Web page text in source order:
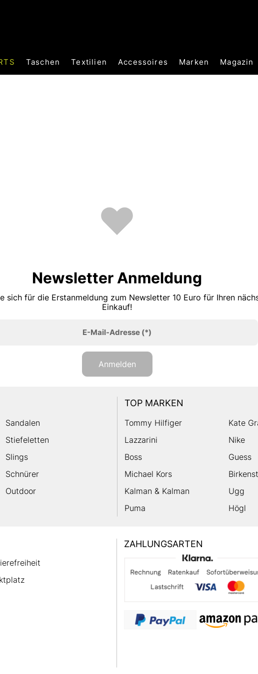
Taschen Textilien Accessoires Marken Magazin
Newsletter Anmeldung
sich für die Erstanmeldung zum Newsletter 10 Euro für Ihren
Einkauf!
E-Mail-Adresse(*)
Anmelden
Sandalen
Stiefeletten
Slings
Schnürer
Outdoor
TOP MARKEN
Tommy Hilfiger Kate
Lazzarini
Nike
Boss
Guess
Michael Kors
Kalman & Kalman
Ugg
Puma
Högl
ZAHLUNGSARTEN